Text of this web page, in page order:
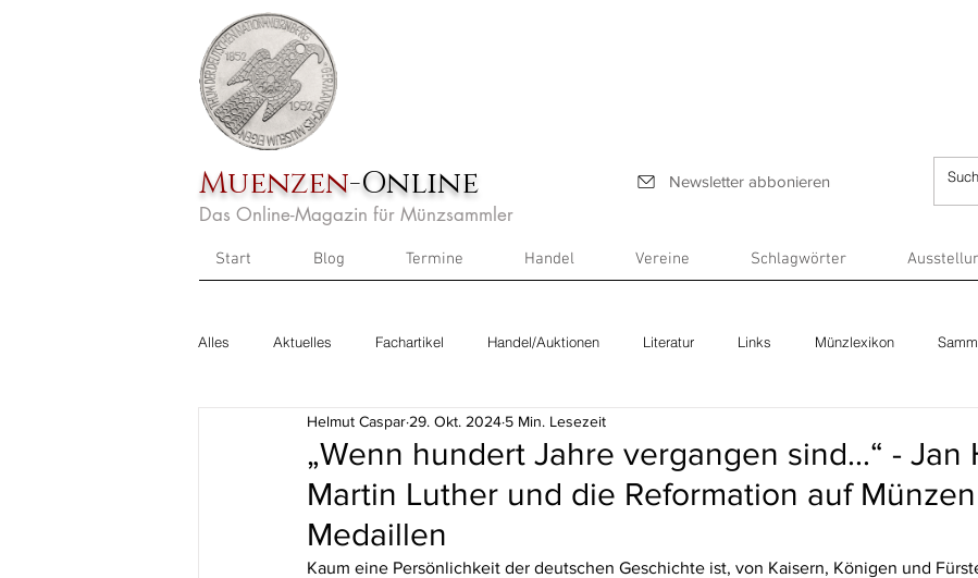
Muenzen-Online Newsletter abbonieren
Das Online-Magazin für Münzsammler
Start Blog Termine Handel Vereine Schlagwörter
Alles Aktuelles Fachartikel Handel/Auktionen Literatur Links Münzlexikon
„Wenn hundert Jahre vergangen sind...“ - Jan
Martin Luther und die Reformation auf
Medaillen
Helmut Caspar 29. Okt. 2024 5 Min. Lesezeit
Kaum eine Persönlichkeit der deutschen Geschichte ist, von Kaisern, Königen und